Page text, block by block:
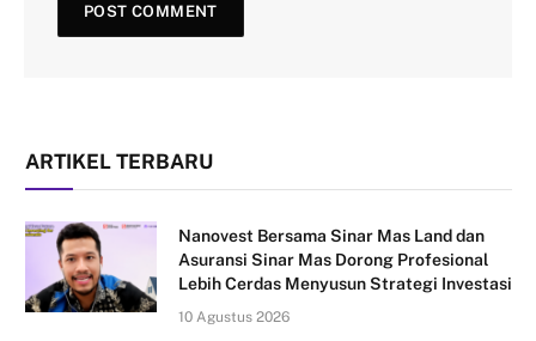
ARTIKEL TERBARU
Nanovest Bersama Sinar Mas Land dan
Asuransi Sinar Mas Dorong Profesional
Lebih Cerdas Menyusun Strategi Investasi
10 Agustus 2026